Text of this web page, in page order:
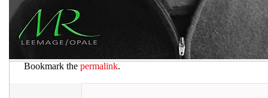
Bookmark the permalink.